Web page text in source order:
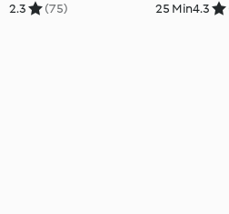
2.3 (75) 25 Min4.3